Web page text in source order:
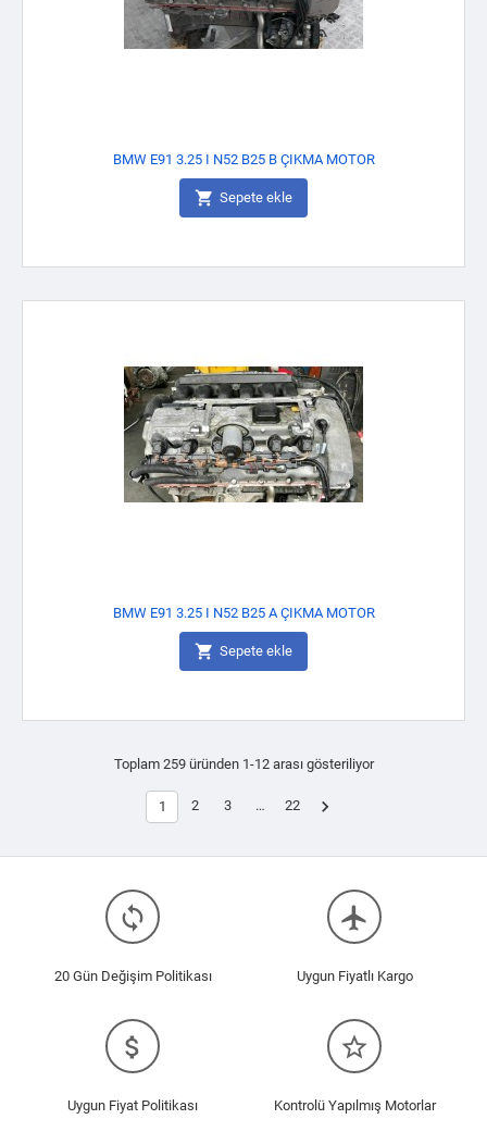
BMW E91 3.25 I N52 B25 B ÇIKMA MOTOR
 Sepete ekle
BMW E91 3.25 I N52 B25 A ÇIKMA MOTOR
 Sepete ekle
Toplam 259 üründen 1-12 arası gösteriliyor
1 2 3 … 22 
loop
20 Gün Değişim Politikası
flight
Uygun Fiyatlı Kargo
attach_money
Uygun Fiyat Politikası
star_border
Kontrolü Yapılmış Motorlar